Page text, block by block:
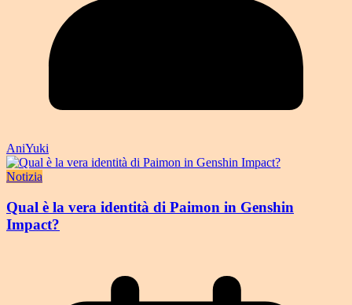
AniYuki
Notizia
Qual è la vera identità di Paimon in Genshin
Impact?